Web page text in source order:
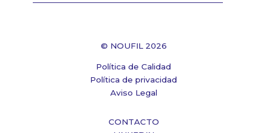
© NOUFIL 2026
Política de Calidad
Política de privacidad
Aviso Legal
CONTACTO